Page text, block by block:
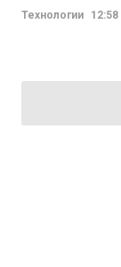
Технологии 12:58